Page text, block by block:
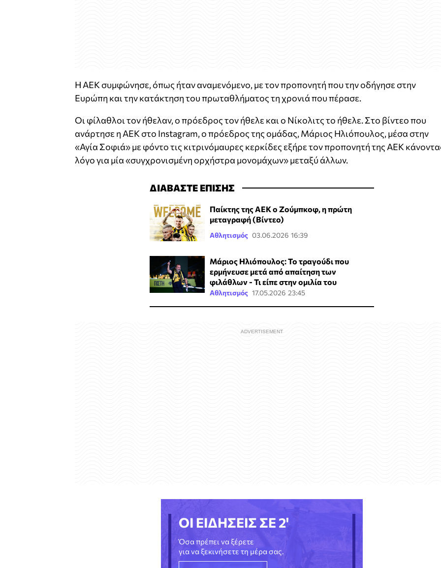
Η ΑΕΚ συμφώνησε, όπως ήταν αναμενόμενο, με τον προπονητή που την οδήγησε στην
Ευρώπη και την κατάκτηση του πρωταθλήματος τη χρονιά που πέρασε.
Οι φίλαθλοι τον ήθελαν, ο πρόεδρος τον ήθελε και ο Νίκολιτς το ήθελε. Στο βίντεο που
ανάρτησε η ΑΕΚ στο Instagram, ο πρόεδρος της ομάδας, Μάριος Ηλιόπουλος, μέσα στην
«Αγία Σοφιά» με φόντο τις κιτρινόμαυρες κερκίδες εξήρε τον προπονητή της ΑΕΚ
λόγο για μία «συγχρονισμένη ορχήστρα μονομάχων» μεταξύ άλλων.
ΔΙΑΒΑΣΤΕ ΕΠΙΣΗΣ
Παίκτης της ΑΕΚ ο Ζούμπκοφ, η πρώτη
μεταγραφή (Βίντεο)
Αθλητισμός 03.06.2026 16:39
Μάριος Ηλιόπουλος: Το τραγούδι που
ερμήνευσε μετά από απαίτηση των
φιλάθλων - Τι είπε στην ομιλία του
Αθλητισμός 17.05.2026 23:45
ΟΙ ΕΙΔΗΣΕΙΣ ΣΕ 2'
Όσα πρέπει να ξέρετε
για να ξεκινήσετε τη μέρα σας.